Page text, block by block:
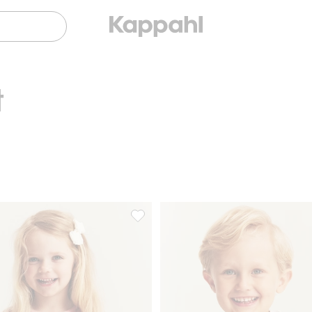
Lisää suosikkeihin Kukkakuvioinen pitkähihainen